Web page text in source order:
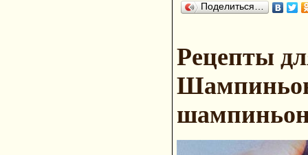
Поделиться…
Рецепты